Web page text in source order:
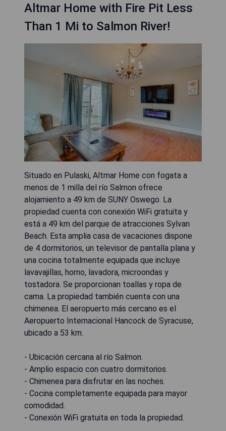
Altmar Home with Fire Pit Less
Than 1 Mi to Salmon River!
Situado en Pulaski, Altmar Home con fogata a
menos de 1 milla del río Salmon ofrece
alojamiento a 49 km de SUNY Oswego. La
propiedad cuenta con conexión WiFi gratuita y
está a 49 km del parque de atracciones Sylvan
Beach. Esta amplia casa de vacaciones dispone
de 4 dormitorios, un televisor de pantalla plana y
una cocina totalmente equipada que incluye
lavavajillas, horno, lavadora, microondas y
tostadora. Se proporcionan toallas y ropa de
cama. La propiedad también cuenta con una
chimenea. El aeropuerto más cercano es el
Aeropuerto Internacional Hancock de Syracuse,
ubicado a 53 km.
- Ubicación cercana al río Salmon.
- Amplio espacio con cuatro dormitorios.
- Chimenea para disfrutar en las noches.
- Cocina completamente equipada para mayor
comodidad.
- Conexión WiFi gratuita en toda la propiedad.